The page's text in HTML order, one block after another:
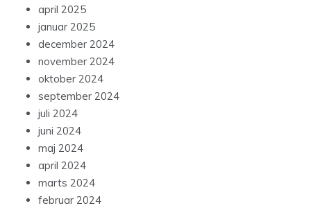
april 2025
januar 2025
december 2024
november 2024
oktober 2024
september 2024
juli 2024
juni 2024
maj 2024
april 2024
marts 2024
februar 2024